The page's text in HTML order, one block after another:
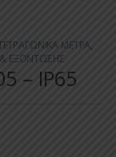
ΜΕΤΡΑ,
& ΕΞΟΝΤΩΣΗΣ
– IP65